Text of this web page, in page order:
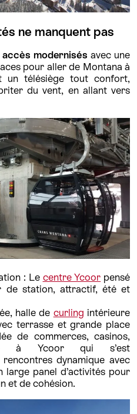
ne manquent pas
accès modernisés avec une
pour aller de Montana à
un télésiège tout confort,
du vent, en allant vers
: Le centre Ycoor pensé
de station, attractif, été et
halle de curling intérieure
terrasse et grande place
de commerces, casinos,
à Ycoor qui s’est
dynamique avec
large panel d’activités pour
et de cohésion.